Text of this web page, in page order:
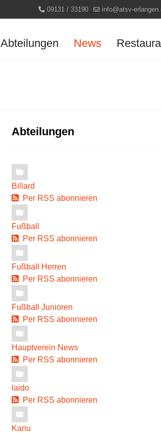
09131 / 33190 info@atsv-
Abteilungen News
Abteilungen
Billard
Per RSS abonnieren
Fußball
Per RSS abonnieren
Fußball Herren
Per RSS abonnieren
Fußball Junioren
Per RSS abonnieren
Hauptverein News
Per RSS abonnieren
Iaido
Per RSS abonnieren
Kanu